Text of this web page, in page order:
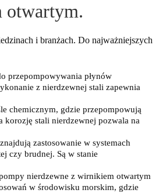
otwartym.
i branżach. Do najważniejszych
przepompowywania płynów
z nierdzewnej stali zapewnia
chemicznym, gdzie przepompowują
korozję stali nierdzewnej pozwala na
zastosowanie w systemach
czy brudnej. Są w stanie
nierdzewne z wirnikiem otwartym
w środowisku morskim, gdzie